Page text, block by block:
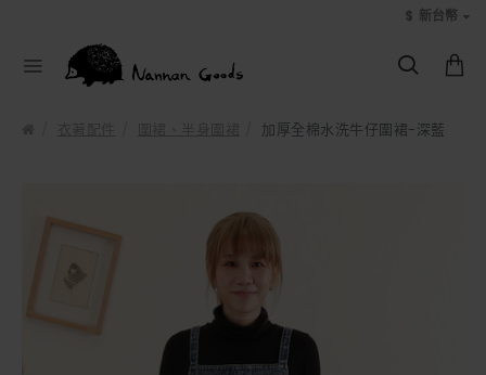
$ 新台幣
加厚全棉水洗牛仔圍裙-深藍